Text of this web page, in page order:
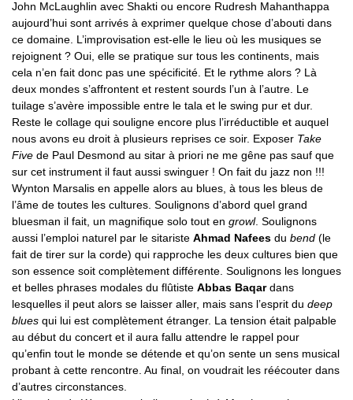
John McLaughlin avec Shakti ou encore Rudresh Mahanthappa
aujourd’hui sont arrivés à exprimer quelque chose d’abouti dans
ce domaine. L’improvisation est-elle le lieu où les musiques se
rejoignent ? Oui, elle se pratique sur tous les continents, mais
cela n’en fait donc pas une spécificité. Et le rythme alors ? Là
deux mondes s’affrontent et restent sourds l’un à l’autre. Le
tuilage s’avère impossible entre le tala et le swing pur et dur.
Reste le collage qui souligne encore plus l’irréductible et auquel
nous avons eu droit à plusieurs reprises ce soir. Exposer Take
Five de Paul Desmond au sitar à priori ne me gêne pas sauf que
sur cet instrument il faut aussi swinguer ! On fait du jazz non !!!
Wynton Marsalis en appelle alors au blues, à tous les bleus de
l’âme de toutes les cultures. Soulignons d’abord quel grand
bluesman il fait, un magnifique solo tout en growl. Soulignons
aussi l’emploi naturel par le sitariste Ahmad Nafees du bend (le
fait de tirer sur la corde) qui rapproche les deux cultures bien que
son essence soit complètement différente. Soulignons les longues
et belles phrases modales du flûtiste Abbas Baqardans
lesquelles il peut alors se laisser aller, mais sans l’esprit du deep
blues qui lui est complètement étranger. La tension était palpable
au début du concert et il aura fallu attendre le rappel pour
qu’enfin tout le monde se détende et qu’on sente un sens musical
probant à cette rencontre. Au final, on voudrait les réécouter dans
d’autres circonstances.